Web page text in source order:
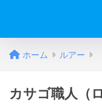
ホーム ルアー
カサゴ職人（